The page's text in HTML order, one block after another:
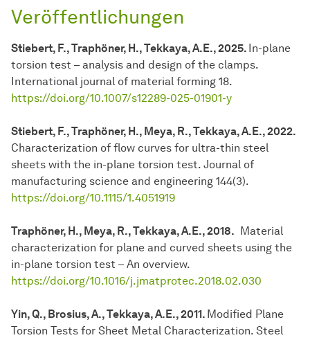
Veröffentlichungen
Stiebert, F., Traphöner, H., Tekkaya, A.E., 2025. In-plane
torsion test – analysis and design of the clamps.
International journal of material forming 18.
https://doi.org/10.1007/s12289-025-01901-y
Stiebert, F., Traphöner, H., Meya, R., Tekkaya, A.E., 2022.
Characterization of flow curves for ultra-thin steel
sheets with the in-plane torsion test. Journal of
manufacturing science and engineering 144(3).
https://doi.org/10.1115/1.4051919
Traphöner, H., Meya, R., Tekkaya, A.E., 2018. Material
characterization for plane and curved sheets using the
in-plane torsion test – An overview.
https://doi.org/10.1016/j.jmatprotec.2018.02.030
Yin, Q., Brosius, A., Tekkaya, A.E., 2011. Modified Plane
Torsion Tests for Sheet Metal Characterization. Steel